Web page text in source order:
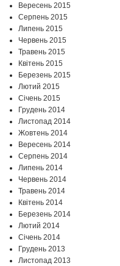
Вересень 2015
Серпень 2015
Липень 2015
Червень 2015
Травень 2015
Квітень 2015
Березень 2015
Лютий 2015
Січень 2015
Грудень 2014
Листопад 2014
Жовтень 2014
Вересень 2014
Серпень 2014
Липень 2014
Червень 2014
Травень 2014
Квітень 2014
Березень 2014
Лютий 2014
Січень 2014
Грудень 2013
Листопад 2013